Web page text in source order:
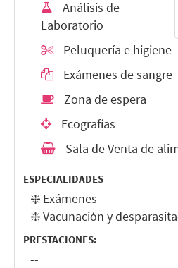
Análisis de
Laboratorio
Peluquería e higiene
Exámenes de sangre
Zona de espera
Ecografías
Sala de Venta de
ESPECIALIDADES
❇️ Exámenes
❇️ Vacunación y
PRESTACIONES:
--